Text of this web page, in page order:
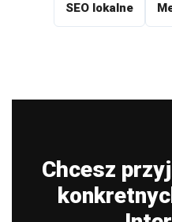
SEO lokalne
Chcesz